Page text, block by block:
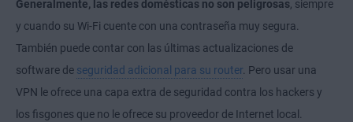
Generalmente, las redes domésticas no son peligrosas, siempre
y cuando su Wi-Fi cuente con una contraseña muy segura.
También puede contar con las últimas actualizaciones de
software de seguridad adicional para su router. Pero usar una
VPN le ofrece una capa extra de seguridad contra los hackers y
los fisgones que no le ofrece su proveedor de Internet local.